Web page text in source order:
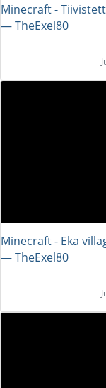
Minecraft -
― TheExel80
Minecraft - Eka
― TheExel80